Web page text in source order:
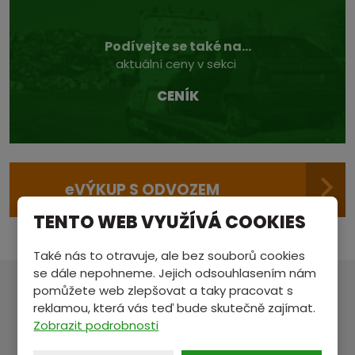
Podívejte se také na...
aktuální ceny v sekci
CENÍK
eVÝKUP S ODVOZEM
MÁTE NĚCO NA SRDCI?
Pošlete nám zprávu a my se vám ozveme.
TENTO WEB VYUŽÍVÁ COOKIES
Také nás to otravuje, ale bez souborů cookies
se dále nepohneme. Jejich odsouhlasením nám
pomůžete web zlepšovat a taky pracovat s
reklamou, která vás teď bude skutečně zajímat.
Zobrazit podrobnosti